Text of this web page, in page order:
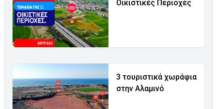
Οικιστικές Περιοχές
3 τουριστικά χωράφια
στην Αλαμινό